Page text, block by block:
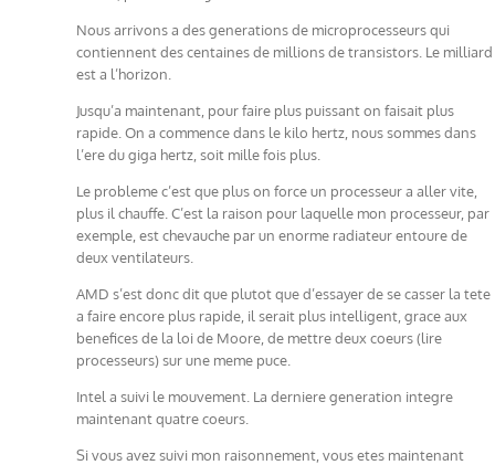
Nous arrivons a des generations de microprocesseurs qui
contiennent des centaines de millions de transistors. Le milliard
est a l’horizon.
Jusqu’a maintenant, pour faire plus puissant on faisait plus
rapide. On a commence dans le kilo hertz, nous sommes dans
l’ere du giga hertz, soit mille fois plus.
Le probleme c’est que plus on force un processeur a aller vite,
plus il chauffe. C’est la raison pour laquelle mon processeur, par
exemple, est chevauche par un enorme radiateur entoure de
deux ventilateurs.
AMD s’est donc dit que plutot que d’essayer de se casser la tete
a faire encore plus rapide, il serait plus intelligent, grace aux
benefices de la loi de Moore, de mettre deux coeurs (lire
processeurs) sur une meme puce.
Intel a suivi le mouvement. La derniere generation integre
maintenant quatre coeurs.
Si vous avez suivi mon raisonnement, vous etes maintenant